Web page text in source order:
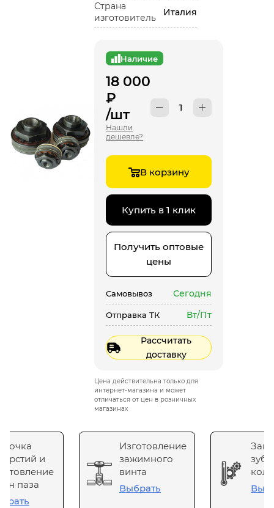
Страна
изготовитель
Италия
Наличие
18 000
₽
/шт
Нашли
дешевле?
В корзину
Купить в 1 клик
Получить оптовые
цены
Самовывоз Сегодня
Отправка ТК Вт/Пт
Рассчитать
доставку
Цена действительна только для
интернет-магазина и может
отличаться от цен в розничных
магазинах
и
паза
Изготовление
зажимного
винта
Выбрать